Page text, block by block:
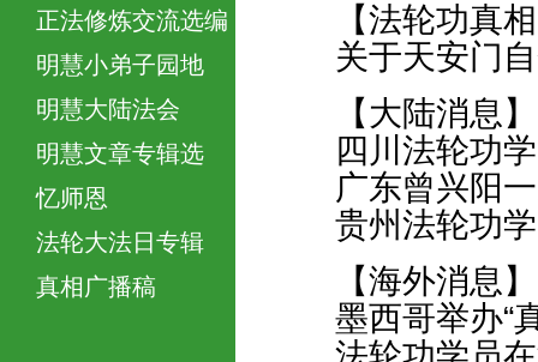
正法修炼交流选编
明慧小弟子园地
明慧大陆法会
明慧文章专辑选
忆师恩
法轮大法日专辑
真相广播稿
【法轮功真
关于天安门
【大陆消息】
四川法轮功
广东曾兴阳
贵州法轮功
【海外消息】
墨西哥举办“